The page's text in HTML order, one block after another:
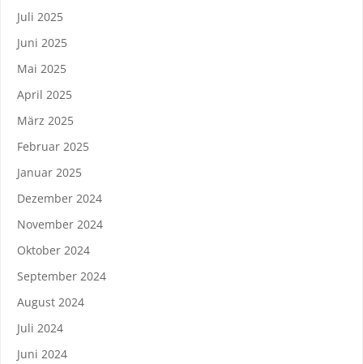
Juli 2025
Juni 2025
Mai 2025
April 2025
März 2025
Februar 2025
Januar 2025
Dezember 2024
November 2024
Oktober 2024
September 2024
August 2024
Juli 2024
Juni 2024